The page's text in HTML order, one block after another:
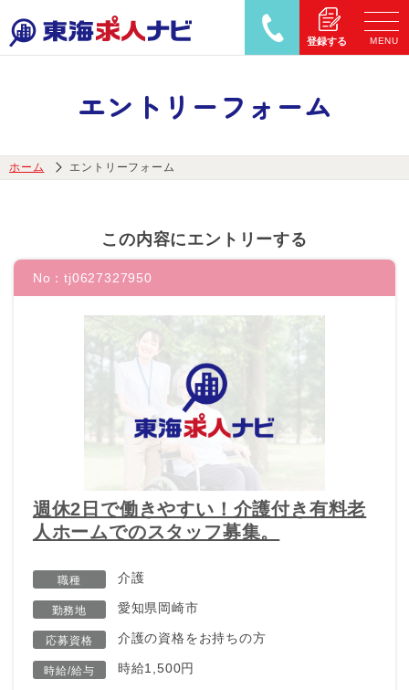
登録する MENU
エントリーフォーム
ホーム エントリーフォーム
この内容にエントリーする
No：tj0627327950
週休2日で働きやすい！介護付き有料老
人ホームでのスタッフ募集。
職種 介護
勤務地 愛知県岡崎市
応募資格 介護の資格をお持ちの方
時給/給与 時給1,500円